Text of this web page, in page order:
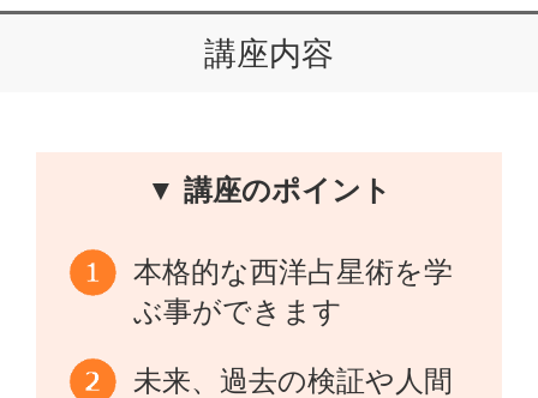
講座内容
▼ 講座のポイント
本格的な西洋占星術を学
ぶ事ができます
未来、過去の検証や人間